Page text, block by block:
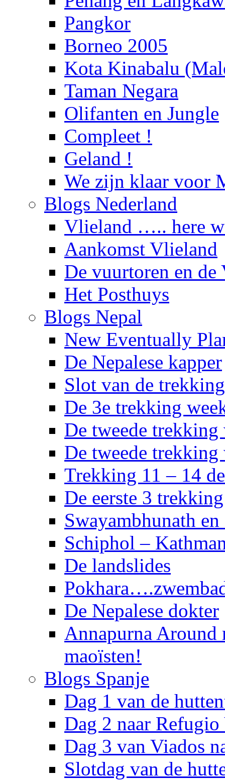
Pangkor
Borneo 2005
Kota Kinabalu
Taman Negara
Olifanten en Jungle
Compleet !
Geland !
We zijn klaar voor
Blogs Nederland
Vlieland ….. here
Aankomst Vlieland
De vuurtoren en de
Het Posthuys
Blogs Nepal
New Eventually
De Nepalese kapper
Slot van de trekking
De 3e trekking
De tweede trekking
De tweede trekking
Trekking 11 – 14
De eerste 3
Swayambhunath
Schiphol –
De landslides
De Nepalese dokter
Annapurna
maoïsten!
Blogs Spanje
Dag 1 van de
Dag 2 naar Refugio
Dag 3 van Viados
Slotdag van de